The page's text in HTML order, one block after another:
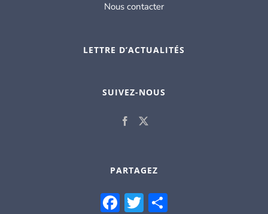
Nous contacter
LETTRE D’ACTUALITÉS
SUIVEZ-NOUS
PARTAGEZ
Facebook
Twitter